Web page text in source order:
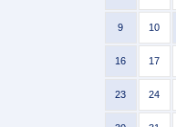
9 10
16 17
23 24